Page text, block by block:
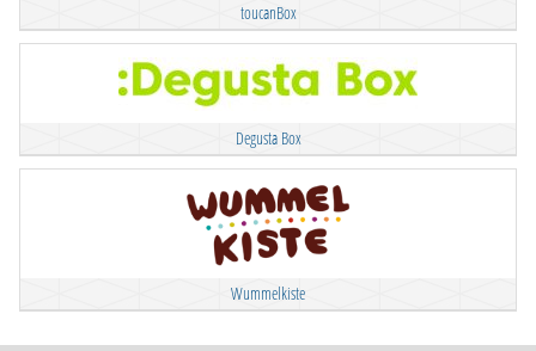
toucanBox
Degusta Box
Wummelkiste